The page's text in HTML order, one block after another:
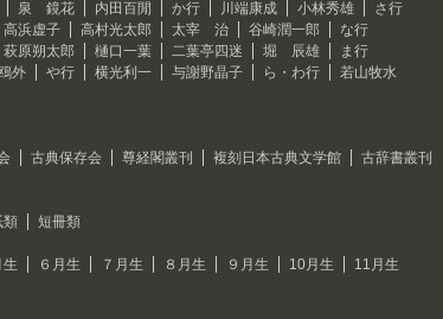
泉 鏡花 内田百閒 か行 川端康成 小林秀雄
さ行
高浜虚子 高村光太郎 太宰 治 谷崎潤一郎
な行
萩原朔太郎 樋口一葉 二葉亭四迷 堀 辰雄
ま行
外 や行 横光利一 与謝野晶子 ら・わ行
若山牧水
古典保存会 尊経閣叢刊 複刻日本古典文学館
古辞書叢刊
類
短冊類
生 ６月生 ７月生 ８月生 ９月生 10月生
11月生